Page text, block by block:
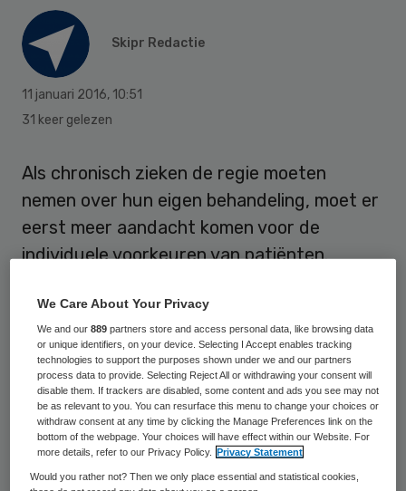
Skipr Redactie
11 januari 2016, 10:51
31 keer gelezen
Als chronisch zieken de regie moeten
nemen over hun eigen behandeling, moet er
eerst meer aandacht komen voor de
individuele voorkeuren van patiënten.
competenties en de manier waarop mensen
hun ziekte ervaren zijn medebepalend voor
hun ondersteuningsbehoefte. Dat blijkt uit
onderzoek bij het NIVEL waarop Lieke van
Houtum is gepromoveerd aan de
Universiteit van Utrecht.
We Care About Your Privacy
We and our889 partners store and access personal data, like browsing data
or unique identifiers, on your device. Selecting I Accept enables tracking
technologies to support the purposes shown under we and our partners
process data to provide. Selecting Reject All or withdrawing your consent will
disable them. If trackers are disabled, some content and ads you see may not
be as relevant to you. You can resurface this menu to change your choices or
withdraw consent at any time by clicking the Manage Preferences link on the
bottom of the webpage. Your choices will have effect within our Website. For
more details, refer to our Privacy Policy.
Privacy Statement
Would you rather not? Then we only place essential and statistical cookies,